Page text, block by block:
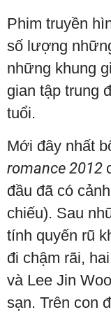
Phim truyền
số lượng
những khung
gian tập trung
tuổi.
Mới đây nhất
romance 2012
đầu đã có
chiếu). Sau
tính quyến rũ
đi chậm rãi,
và Lee Jin
sạn. Trên con